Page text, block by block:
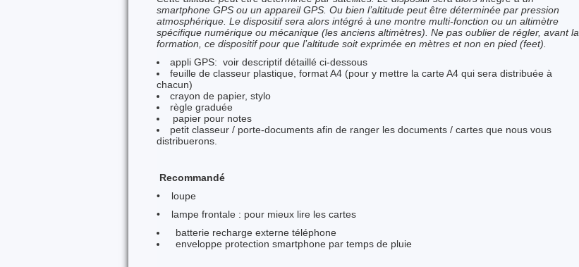
smartphone GPS ou un appareil GPS. Ou bien l’altitude peut être déterminée par pression
atmosphérique. Le dispositif sera alors intégré à une montre multi-fonction ou un altimètre
spécifique numérique ou mécanique (les anciens altimètres). Ne pas oublier de régler, avant la
formation, ce dispositif pour que l’altitude soit exprimée en mètres et non en pied (feet).
appli GPS: voir descriptif détaillé ci-dessous
feuille de classeur plastique, format A4 (pour y mettre la carte A4 qui sera distribuée à
chacun)
crayon de papier, stylo
règle graduée
papier pour notes
petit classeur / porte-documents afin de ranger les documents / cartes que nous vous
distribuerons.
Recommandé
• loupe
• lampe frontale : pour mieux lire les cartes
batterie recharge externe téléphone
enveloppe protection smartphone par temps de pluie